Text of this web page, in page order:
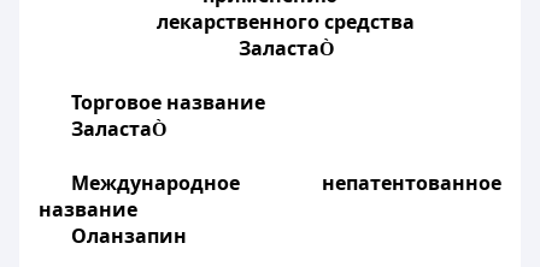
лекарственного средства
ЗаластаÒ
Торговое название
ЗаластаÒ
Международное непатентованное
название
Оланзапин